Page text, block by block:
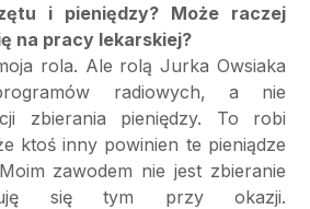
i pieniędzy? Może raczej
na pracy lekarskiej?
rola. Ale rolą Jurka Owsiaka
radiowych, a nie
zbierania pieniędzy. To robi
ktoś inny powinien te pieniądze
zawodem nie jest zbieranie
się tym przy okazji.